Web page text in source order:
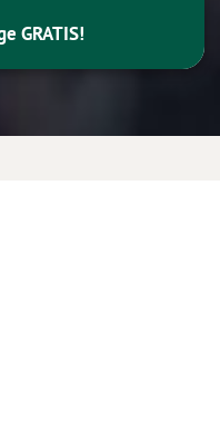
GRATIS!